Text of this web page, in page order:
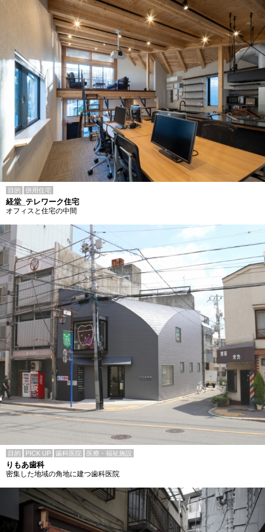
目的 併用住宅
経堂_テレワーク住宅
オフィスと住宅の中間
目的 PICK UP 歯科医院 医療・福祉施設
りもあ歯科
密集した地域の角地に建つ歯科医院